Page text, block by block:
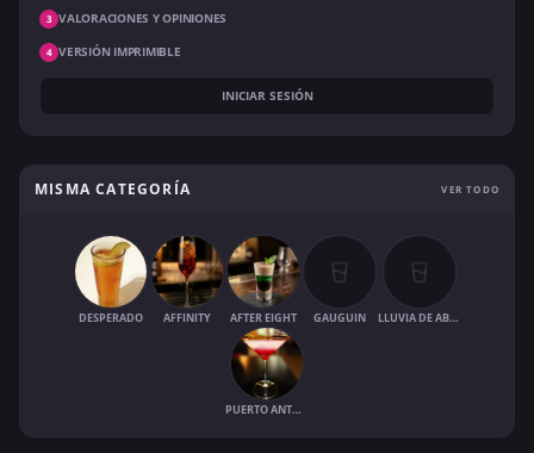
3 VALORACIONES Y OPINIONES
4 VERSIÓN IMPRIMIBLE
INICIAR SESIÓN
MISMA CATEGORÍA VER TODO
DESPERADO AFFINITY AFTER EIGHT GAUGUIN LLUVIA DE ABRIL
PUERTO ANTONIO